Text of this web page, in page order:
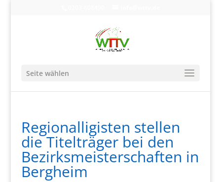
Seite wählen
Regionalligisten stellen
die Titelträger bei den
Bezirksmeisterschaften in
Bergheim